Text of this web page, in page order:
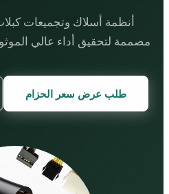
أنظمة أسلاك وتجميعات
مصممة لتحقيق أداء عالي
طلب عرض سعر الحزام